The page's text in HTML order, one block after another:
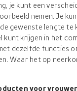
je kunt een
nemen. Je
gewenste lengte te
kunt krijgen in het
dezelfde functies
Waar het op
voor